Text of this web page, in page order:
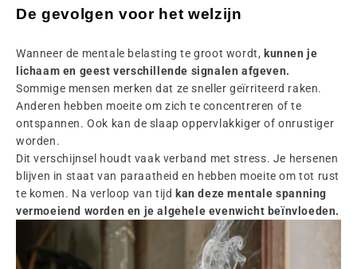
De gevolgen voor het welzijn
Wanneer de mentale belasting te groot wordt, kunnen je
lichaam en geest verschillende signalen afgeven.
Sommige mensen merken dat ze sneller geïrriteerd raken.
Anderen hebben moeite om zich te concentreren of te
ontspannen. Ook kan de slaap oppervlakkiger of onrustiger
worden.
Dit verschijnsel houdt vaak verband met stress. Je hersenen
blijven in staat van paraatheid en hebben moeite om tot rust
te komen. Na verloop van tijd kan deze mentale spanning
vermoeiend worden en je algehele evenwicht beïnvloeden.